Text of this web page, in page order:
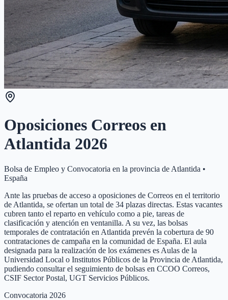
Oposiciones Correos en
Atlantida 2026
Bolsa de Empleo y Convocatoria en la provincia de Atlantida •
España
Ante las pruebas de acceso a oposiciones de Correos en el territorio
de Atlantida, se ofertan un total de 34 plazas directas. Estas vacantes
cubren tanto el reparto en vehículo como a pie, tareas de
clasificación y atención en ventanilla. A su vez, las bolsas
temporales de contratación en Atlantida prevén la cobertura de 90
contrataciones de campaña en la comunidad de España. El aula
designada para la realización de los exámenes es Aulas de la
Universidad Local o Institutos Públicos de la Provincia de Atlantida,
pudiendo consultar el seguimiento de bolsas en CCOO Correos,
CSIF Sector Postal, UGT Servicios Públicos.
Convocatoria 2026